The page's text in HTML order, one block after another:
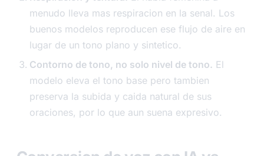
menudo lleva mas respiracion en la senal. Los
buenos modelos reproducen ese flujo de aire en
lugar de un tono plano y sintetico.
Contorno de tono, no solo nivel de tono. El
modelo eleva el tono base pero tambien
preserva la subida y caida natural de sus
oraciones, por lo que aun suena expresivo.